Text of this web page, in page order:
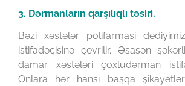
3. Dərmanların qarşılıqlı təsiri.
Bəzi xəstələr polifarmasi
istifadəçisinə çevrilir. Əsasən
damar xəstələri çoxludərman
Onlara hər hansı başqa